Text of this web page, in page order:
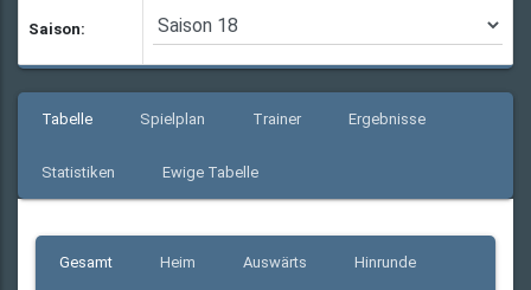
Saison:
Tabelle Spielplan Trainer Ergebnisse
Statistiken Ewige Tabelle
Gesamt Heim Auswärts Hinrunde